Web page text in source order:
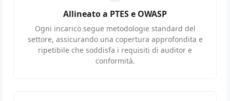
Allineato a PTES e OWASP
Ogni incarico segue metodologie standard del
settore, assicurando una copertura approfondita e
ripetibile che soddisfa i requisiti di auditor e
conformità.